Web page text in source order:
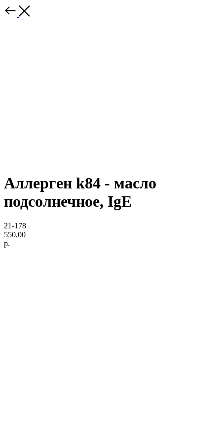
Аллерген k84 - масло
подсолнечное, IgE
21-178
550,00
р.